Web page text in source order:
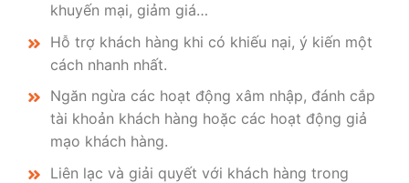
khuyến mại, giảm giá…
Hỗ trợ khách hàng khi có khiếu nại, ý kiến một
cách nhanh nhất.
Ngăn ngừa các hoạt động xâm nhập, đánh cắp
tài khoản khách hàng hoặc các hoạt động giả
mạo khách hàng.
Liên lạc và giải quyết với khách hàng trong